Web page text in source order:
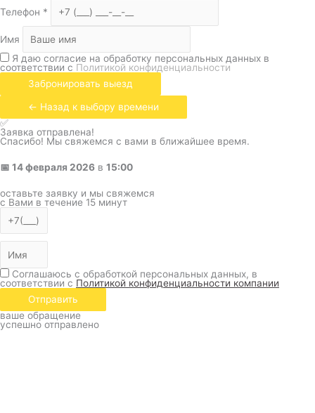
Телефон *
Имя
Я даю согласие на обработку персональных данных в
соответствии с Политикой конфиденциальности
Забронировать выезд
← Назад к выбору времени
✅
Заявка отправлена!
Спасибо! Мы свяжемся с вами в ближайшее время.
📅 14 февраля 2026 в 15:00
оставьте заявку и мы свяжемся
с Вами в течение 15 минут
Соглашаюсь с обработкой персональных данных, в
соответствии с Политикой конфиденциальности компании
Отправить
ваше обращение
успешно отправлено